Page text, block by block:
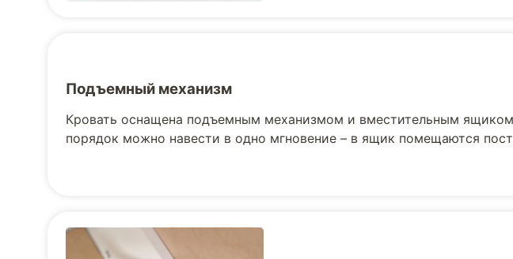
Подъемный механизм
Кровать оснащена подъемным механизмом и вместительным
порядок можно навести в одно мгновение – в ящик помещаются